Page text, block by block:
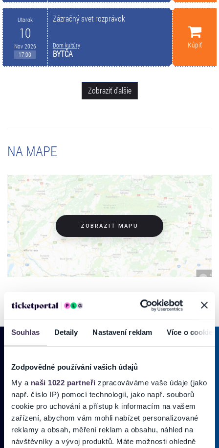
Souhlas Detaily Nastavení reklam Více o cookies
Zodpovědné používání vašich údajů
My a naši 1022 partneři zpracováváme vaše údaje (jako
např. číslo IP) pomocí technologií, jako např. souborů
cookie pro uchování a přístup k informacím na vašem
zařízení, abychom vám mohli nabízet personalizované
reklamy a obsah, měření reklam a obsahu, náhled na
návštěvníky a vývoj produktů. Máte možnosti ohledně
Utorok
10
Nov 2026
17:00
Zázračný svet rozprávok
Dom kultúry
BYTČA
Kúpiť
Zobraziť ďalšie
NA MAPE
ZOBRAZIŤ MAPU
PRIHLÁSIŤ SA KODBERU NOVINIEK
Pridajte sa do zoznamu odberateľov a doručte si najnovšie špeciálne
ponuky priamo do doručenej pošty.
Vložte svoj email